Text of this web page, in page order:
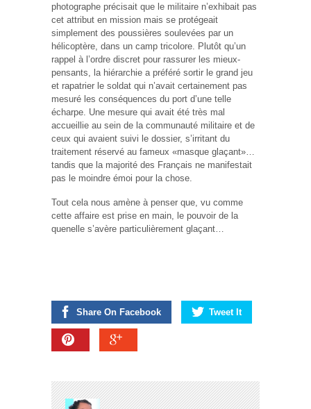
photographe précisait que le militaire n’exhibait pas
cet attribut en mission mais se protégeait
simplement des poussières soulevées par un
hélicoptère, dans un camp tricolore. Plutôt qu’un
rappel à l’ordre discret pour rassurer les mieux-
pensants, la hiérarchie a préféré sortir le grand jeu
et rapatrier le soldat qui n’avait certainement pas
mesuré les conséquences du port d’une telle
écharpe. Une mesure qui avait été très mal
accueillie au sein de la communauté militaire et de
ceux qui avaient suivi le dossier, s’irritant du
traitement réservé au fameux «masque glaçant»…
tandis que la majorité des Français ne manifestait
pas le moindre émoi pour la chose.
Tout cela nous amène à penser que, vu comme
cette affaire est prise en main, le pouvoir de la
quenelle s’avère particulièrement glaçant…
Share On Facebook Tweet It